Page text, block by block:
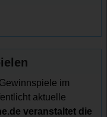
im
aktuelle
veranstaltet die